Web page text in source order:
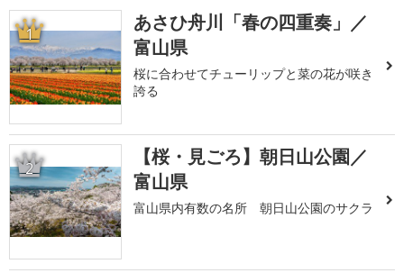
1
あさひ舟川「春の四重奏」／
富山県
桜に合わせてチューリップと菜の花が咲き
誇る
2
【桜・見ごろ】朝日山公園／
富山県
富山県内有数の名所 朝日山公園のサクラ